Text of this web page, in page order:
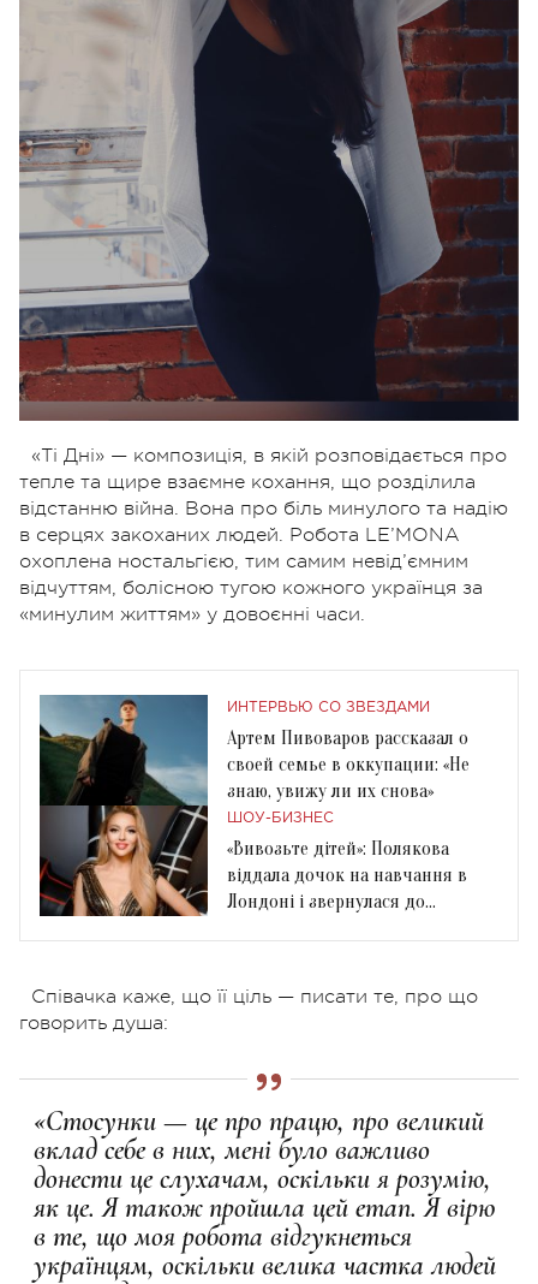
«Ті Дні» — композиція, в якій розповідається про
тепле та щире взаємне кохання, що розділила
відстанню війна. Вона про біль минулого та надію
в серцях закоханих людей. Робота LE’MONA
охоплена ностальгією, тим самим невід’ємним
відчуттям, болісною тугою кожного українця за
«минулим життям» у довоєнні часи.
ИНТЕРВЬЮ СО ЗВЕЗДАМИ
Артем Пивоваров рассказал о
своей семье в оккупации: «Не
знаю, увижу ли их снова»
ШОУ-БИЗНЕС
«Вивозьте дітей»: Полякова
віддала дочок на навчання в
Лондоні і звернулася до
Співачка каже, що її ціль — писати те, про що
говорить душа:
«Стосунки — це про працю, про великий
вклад себе в них, мені було важливо
донести це слухачам, оскільки я розумію,
як це. Я також пройшла цей етап. Я вірю
в те, що моя робота відгукнеться
українцям, оскільки велика частка людей